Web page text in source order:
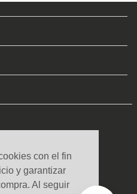
con el fin
y garantizar
Al seguir